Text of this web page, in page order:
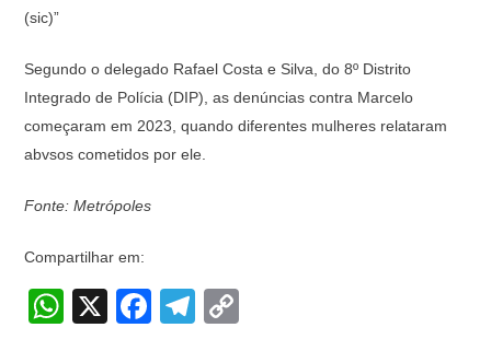
(sic)”
Segundo o delegado Rafael Costa e Silva, do 8º Distrito
Integrado de Polícia (DIP), as denúncias contra Marcelo
começaram em 2023, quando diferentes mulheres relataram
abvsos cometidos por ele.
Fonte: Metrópoles
Compartilhar em:
W
X
F
T